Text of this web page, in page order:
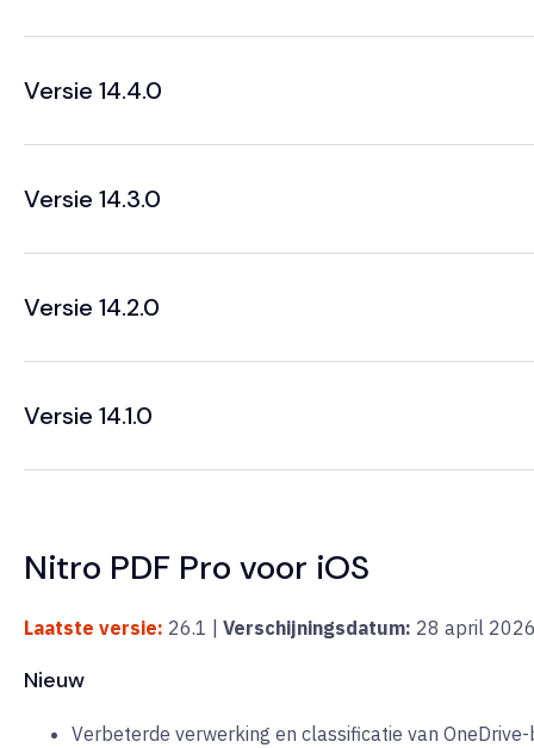
Versie 14.4.0
Versie 14.3.0
Versie 14.2.0
Versie 14.1.0
Nitro PDF Pro voor iOS
Laatste versie: 26.1 | Verschijningsdatum: 28 april
Nieuw
Verbeterde verwerking en classificatie van